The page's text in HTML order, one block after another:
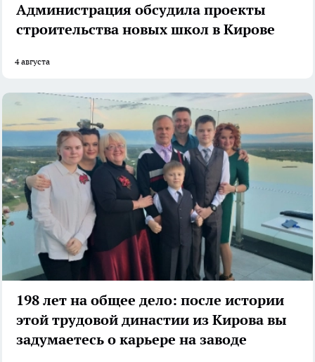
Администрация обсудила проекты
строительства новых школ в Кирове
4 августа
198 лет на общее дело: после истории
этой трудовой династии из Кирова вы
задумаетесь о карьере на заводе